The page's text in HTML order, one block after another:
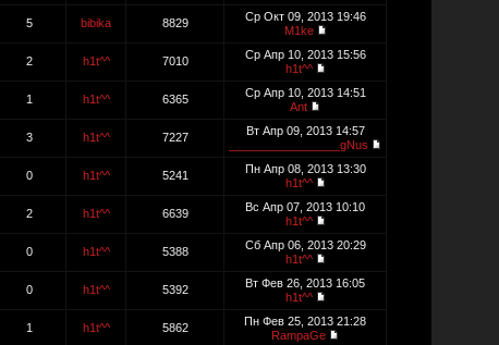
5 bibika 8829
Ср Окт 09, 2013 19:46
M1ke
2 h1t^^ 7010
Ср Апр 10, 2013 15:56
h1t^^
1 h1t^^ 6365
Ср Апр 10, 2013 14:51
Ant
3 h1t^^ 7227
Вт Апр 09, 2013 14:57
_________________gNus
0 h1t^^ 5241
Пн Апр 08, 2013 13:30
h1t^^
2 h1t^^ 6639
Вс Апр 07, 2013 10:10
h1t^^
0 h1t^^ 5388
Сб Апр 06, 2013 20:29
h1t^^
0 h1t^^ 5392
Вт Фев 26, 2013 16:05
h1t^^
1 h1t^^ 5862
Пн Фев 25, 2013 21:28
RampaGe